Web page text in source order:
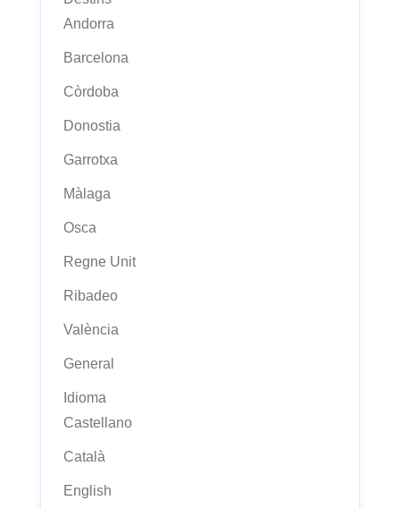
Andorra
Barcelona
Còrdoba
Donostia
Garrotxa
Màlaga
Osca
Regne Unit
Ribadeo
València
General
Idioma
Castellano
Català
English